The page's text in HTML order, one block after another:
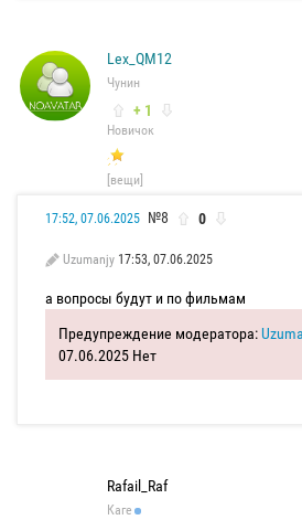
Lex_QM12
Чунин
+ 1
Новичок
[вещи]
17:52, 07.06.2025 №8 0
Uzumanjy 17:53, 07.06.2025
а вопросы будут и по фильмам
Предупреждение модератора:
07.06.2025 Нет
Rafail_Raf
Каге